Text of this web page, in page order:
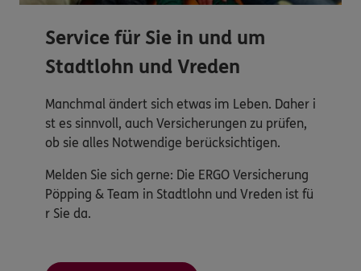
Service für Sie in und um
Stadtlohn und Vreden
Manchmal ändert sich etwas im Leben. Daher i
st es sinnvoll, auch Versicherungen zu prüfen,
ob sie alles Notwendige berücksichtigen.
Melden Sie sich gerne: Die ERGO Versicherung
Pöpping & Team in Stadtlohn und Vreden ist fü
r Sie da.